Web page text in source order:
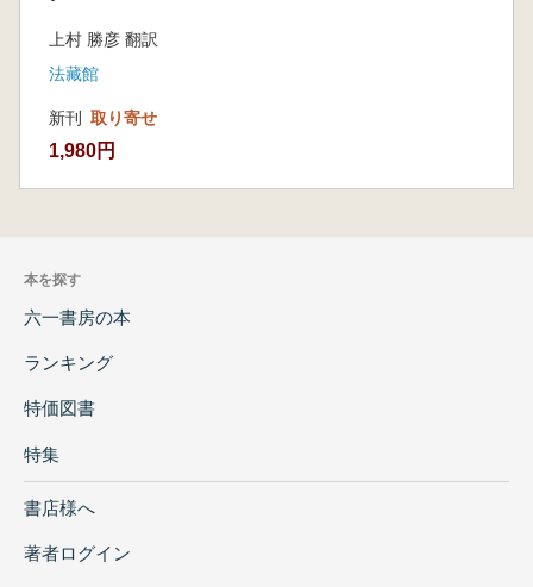
上村 勝彦 翻訳
法藏館
新刊 取り寄せ
1,980円
本を探す
六一書房の本
ランキング
特価図書
特集
書店様へ
著者ログイン